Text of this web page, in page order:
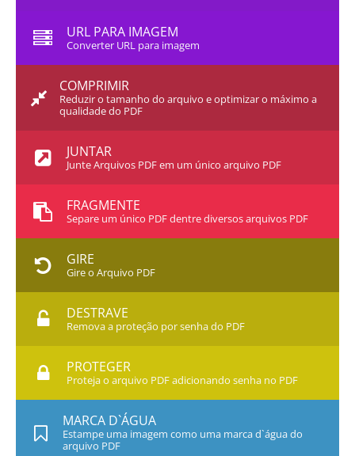
URL PARA IMAGEM
Converter URL para imagem
COMPRIMIR
Reduzir o tamanho do arquivo e optimizar o máximo a
qualidade do PDF
JUNTAR
Junte Arquivos PDF em um único arquivo PDF
FRAGMENTE
Separe um único PDF dentre diversos arquivos PDF
GIRE
Gire o Arquivo PDF
DESTRAVE
Remova a proteção por senha do PDF
PROTEGER
Proteja o arquivo PDF adicionando senha no PDF
MARCA D`ÁGUA
Estampe uma imagem como uma marca d`água do
arquivo PDF